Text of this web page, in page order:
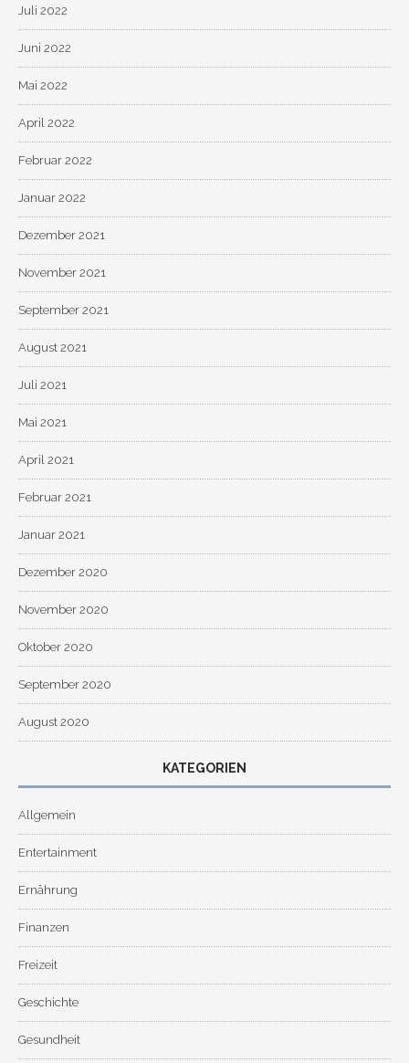
Juli 2022
Juni 2022
Mai 2022
April 2022
Februar 2022
Januar 2022
Dezember 2021
November 2021
September 2021
August 2021
Juli 2021
Mai 2021
April 2021
Februar 2021
Januar 2021
Dezember 2020
November 2020
Oktober 2020
September 2020
August 2020
KATEGORIEN
Allgemein
Entertainment
Ernährung
Finanzen
Freizeit
Geschichte
Gesundheit